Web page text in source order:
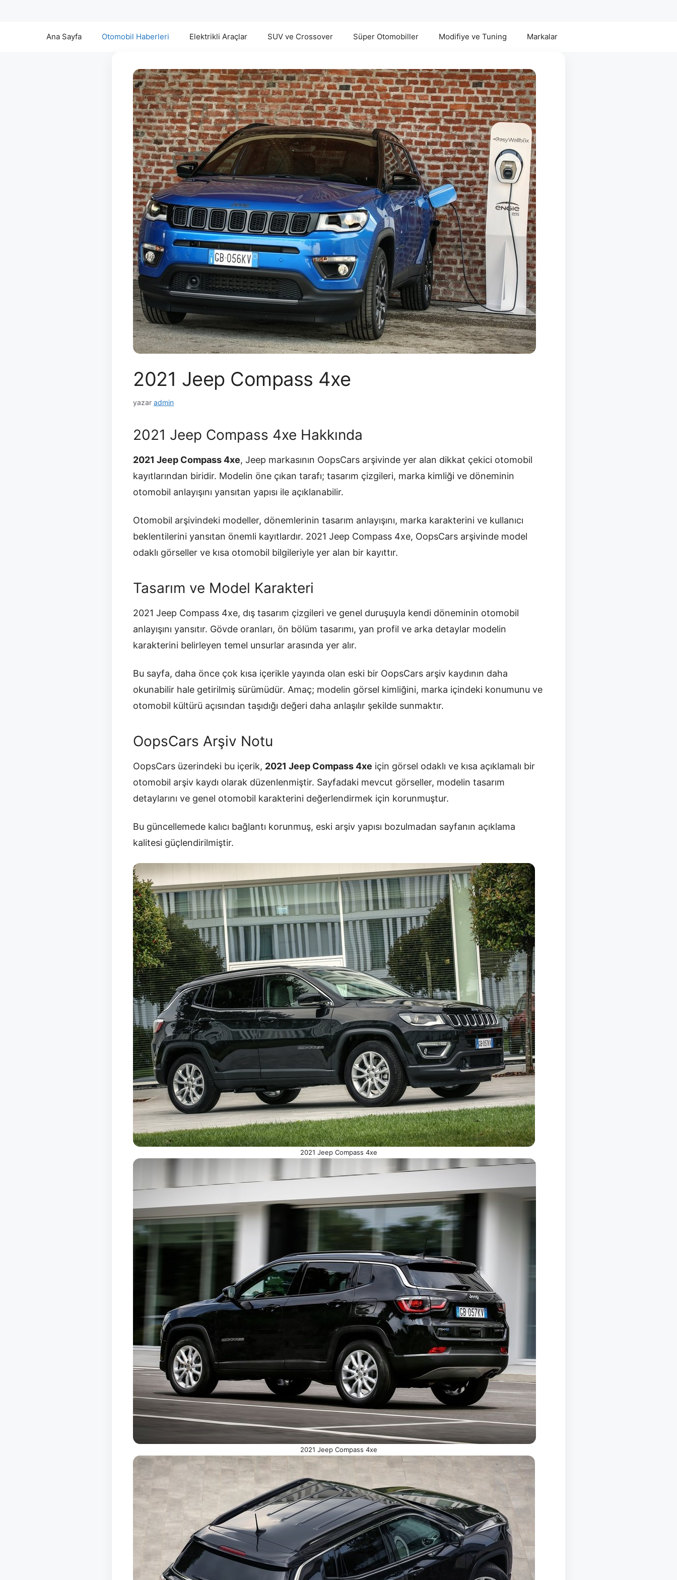
Ana Sayfa Otomobil Haberleri Elektrikli Araçlar SUV ve Crossover Süper Otomobiller Modifiye ve Tuning Markalar
2021 Jeep Compass 4xe
yazar admin
2021 Jeep Compass 4xe Hakkında
2021 Jeep Compass 4xe, Jeep markasının OopsCars arşivinde yer alan dikkat çekici otomobil
kayıtlarından biridir. Modelin öne çıkan tarafı; tasarım çizgileri, marka kimliği ve döneminin
otomobil anlayışını yansıtan yapısı ile açıklanabilir.
Otomobil arşivindeki modeller, dönemlerinin tasarım anlayışını, marka karakterini ve kullanıcı
beklentilerini yansıtan önemli kayıtlardır. 2021 Jeep Compass 4xe, OopsCars arşivinde model
odaklı görseller ve kısa otomobil bilgileriyle yer alan bir kayıttır.
Tasarım ve Model Karakteri
2021 Jeep Compass 4xe, dış tasarım çizgileri ve genel duruşuyla kendi döneminin otomobil
anlayışını yansıtır. Gövde oranları, ön bölüm tasarımı, yan profil ve arka detaylar modelin
karakterini belirleyen temel unsurlar arasında yer alır.
Bu sayfa, daha önce çok kısa içerikle yayında olan eski bir OopsCars arşiv kaydının daha
okunabilir hale getirilmiş sürümüdür. Amaç; modelin görsel kimliğini, marka içindeki konumunu ve
otomobil kültürü açısından taşıdığı değeri daha anlaşılır şekilde sunmaktır.
OopsCars Arşiv Notu
OopsCars üzerindeki bu içerik, 2021 Jeep Compass 4xe için görsel odaklı ve kısa açıklamalı bir
otomobil arşiv kaydı olarak düzenlenmiştir. Sayfadaki mevcut görseller, modelin tasarım
detaylarını ve genel otomobil karakterini değerlendirmek için korunmuştur.
Bu güncellemede kalıcı bağlantı korunmuş, eski arşiv yapısı bozulmadan sayfanın açıklama
kalitesi güçlendirilmiştir.
2021 Jeep Compass 4xe
2021 Jeep Compass 4xe